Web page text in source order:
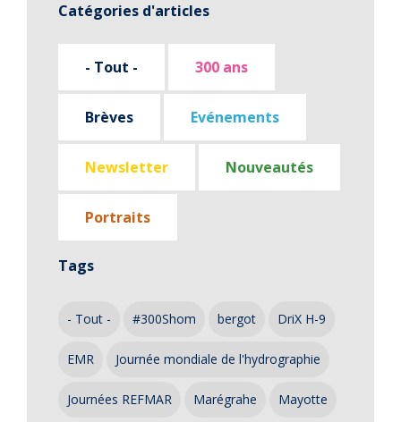
Catégories d'articles
- Tout - 300 ans
Brèves Evénements
Newsletter Nouveautés
Portraits
Tags
- Tout - #300Shom bergot DriX H-9
EMR Journée mondiale de l'hydrographie
Journées REFMAR Marégrahe Mayotte